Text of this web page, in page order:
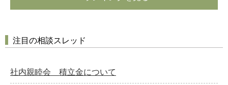
注目の相談スレッド
社内親睦会 積立金について